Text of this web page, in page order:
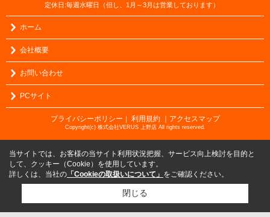
定休日:毎週水曜日（但し、1月～3月は営業しております）
ホーム
会社概要
お問い合わせ
PCサイト
プライバシーポリシー ｜ 利用規約 ｜アクセスマップ
Copyright(c) 株式会社VERUS 上野店 All rights reserved.
当サイトでは、お客様の当サイト利用状況把握、サービス向上検討を目的と
して、クッキー（Cookie）を使用しています。
詳しくは、当社の 「Cookieの取扱いについて」 をご確認ください。
閉じる